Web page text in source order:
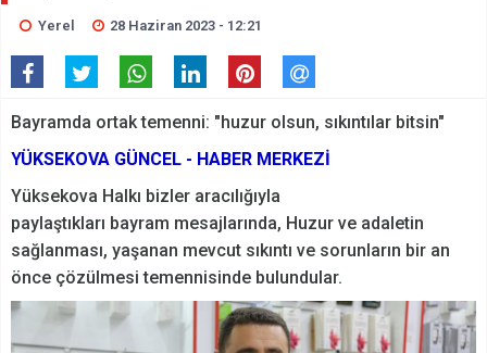
Yerel 28 Haziran 2023 - 12:21
Bayramda ortak temenni: "huzur olsun, sıkıntılar bitsin"
YÜKSEKOVA GÜNCEL - HABER MERKEZİ
Yüksekova Halkı bizler aracılığıyla
paylaştıkları bayram mesajlarında, Huzur ve adaletin
sağlanması, yaşanan mevcut sıkıntı ve sorunların bir an
önce çözülmesi temennisinde bulundular.